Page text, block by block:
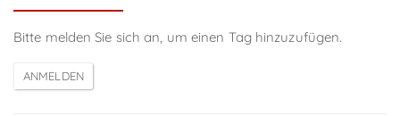
Bitte melden Sie sich an, um einen Tag hinzuzufügen.